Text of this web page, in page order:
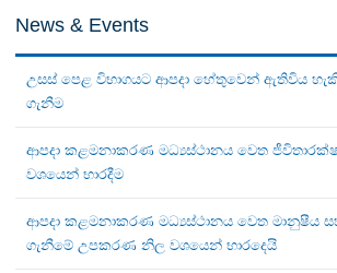
News & Events
උසස් පෙළ විභාගයට ආපදා හේතුවෙන් ඇතිවිය හැකි
ගැනීම
ආපදා කළමනාකරණ මධ්‍යස්ථානය වෙත
වශයෙන් භාරදීම
ආපදා කළමනාකරණ මධ්‍යස්ථානය වෙත මානුෂීය
ගැනීමේ උපකරණ නිල වශයෙන් භාරදෙයි